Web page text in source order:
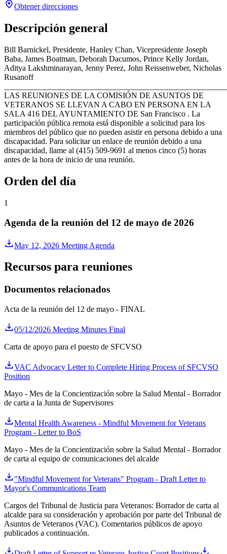
Obtener direcciones
Descripción general
Bill Barnickel, Presidente, Hanley Chan, Vicepresidente Joseph
Baba, James Boatman, Deborah Dacumos, Prince Kelly Jordan,
Aditya Lakshminarayan, Jenny Perez, John Reissenweber, Nicholas
Rusanoff
LAS REUNIONES DE LA COMISIÓN DE ASUNTOS DE
VETERANOS SE LLEVAN A CABO EN PERSONA EN LA
SALA 416 DEL AYUNTAMIENTO DE San Francisco . La
participación pública remota está disponible a solicitud para los
miembros del público que no pueden asistir en persona debido a una
discapacidad. Para solicitar un enlace de reunión debido a una
discapacidad, llame al (415) 509-9691 al menos cinco (5) horas
antes de la hora de inicio de una reunión.
Orden del día
1
Agenda de la reunión del 12 de mayo de 2026
May 12, 2026 Meeting Agenda
Recursos para reuniones
Documentos relacionados
Acta de la reunión del 12 de mayo - FINAL
05/12/2026 Meeting Minutes Final
Carta de apoyo para el puesto de SFCVSO
VAC Advocacy Letter to Complete Hiring Process of SFCVSO
Position
Mayo - Mes de la Concientización sobre la Salud Mental - Borrador
de carta a la Junta de Supervisores
Mental Health Awareness - Mindful Movement for Veterans
Program - Letter to BoS
Mayo - Mes de la Concientización sobre la Salud Mental - Borrador
de carta al equipo de comunicaciones del alcalde
"Mindful Movement for Veterans" Program - Draft Letter to
Mayor's Communications Team
Cargos del Tribunal de Justicia para Veteranos: Borrador de carta al
alcalde para su consideración y aprobación por parte del Tribunal de
Asuntos de Veteranos (VAC). Comentarios públicos de apoyo
publicados a continuación.